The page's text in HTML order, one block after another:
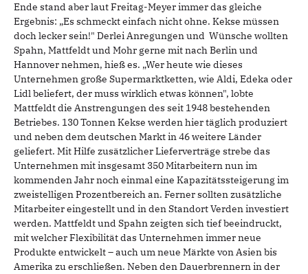
Ende stand aber laut Freitag-Meyer immer das gleiche
Ergebnis: „Es schmeckt einfach nicht ohne. Kekse müssen
doch lecker sein!" Derlei Anregungen und Wünsche wollten
Spahn, Mattfeldt und Mohr gerne mit nach Berlin und
Hannover nehmen, hieß es. „Wer heute wie dieses
Unternehmen große Supermarktketten, wie Aldi, Edeka oder
Lidl beliefert, der muss wirklich etwas können", lobte
Mattfeldt die Anstrengungen des seit 1948 bestehenden
Betriebes. 130 Tonnen Kekse werden hier täglich produziert
und neben dem deutschen Markt in 46 weitere Länder
geliefert. Mit Hilfe zusätzlicher Lieferverträge strebe das
Unternehmen mit insgesamt 350 Mitarbeitern nun im
kommenden Jahr noch einmal eine Kapazitätssteigerung im
zweistelligen Prozentbereich an. Ferner sollten zusätzliche
Mitarbeiter eingestellt und in den Standort Verden investiert
werden. Mattfeldt und Spahn zeigten sich tief beeindruckt,
mit welcher Flexibilität das Unternehmen immer neue
Produkte entwickelt – auch um neue Märkte von Asien bis
Amerika zu erschließen. Neben den Dauerbrennern in der